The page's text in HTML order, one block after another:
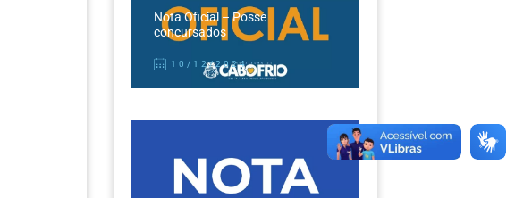
Nota Oficial – Posse
concursados
10/12/2024